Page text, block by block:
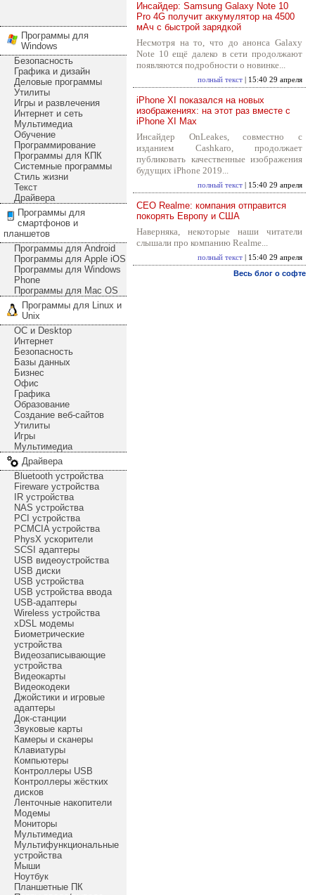
Программы для
Windows
Безопасность
Графика и дизайн
Деловые программы
Утилиты
Игры и развлечения
Интернет и сеть
Мультимедиа
Обучение
Программирование
Программы для КПК
Системные программы
Стиль жизни
Текст
Драйвера
Программы для
смартфонов и
планшетов
Программы для Android
Программы для Apple iOS
Программы для Windows
Phone
Программы для Mac OS
Программы для Linux и
Unix
ОС и Desktop
Интернет
Безопасность
Базы данных
Бизнес
Офис
Графика
Образование
Создание веб-сайтов
Утилиты
Игры
Мультимедиа
Драйвера
Bluetooth устройства
Fireware устройства
IR устройства
NAS устройства
PCI устройства
PCMCIA устройства
PhysX ускорители
SCSI адаптеры
USB видеоустройства
USB диски
USB устройства
USB устройства ввода
USB-адаптеры
Wireless устройства
xDSL модемы
Биометрические
устройства
Видеозаписывающие
устройства
Видеокарты
Видеокодеки
Джойстики и игровые
адаптеры
Док-станции
Звуковые карты
Камеры и сканеры
Клавиатуры
Компьютеры
Контроллеры USB
Контроллеры жёстких
дисков
Ленточные накопители
Модемы
Мониторы
Мультимедиа
Мультифункциональные
устройства
Мыши
Ноутбук
Планшетные ПК
Инсайдер: Samsung Galaxy Note 10
Pro 4G получит аккумулятор на 4500
мАч с быстрой зарядкой
Несмотря на то, что до анонса Galaxy
Note 10 ещё далеко в сети продолжают
появляются подробности о новинке...
полный текст | 15:40 29 апреля
iPhone XI показался на новых
изображениях: на этот раз вместе с
iPhone XI Max
Инсайдер OnLeakes, совместно с
изданием Cashkaro, продолжает
публиковать качественные изображения
будущих iPhone 2019...
полный текст | 15:40 29 апреля
CEO Realme: компания отправится
покорять Европу и США
Наверняка, некоторые наши читатели
слышали про компанию Realme...
полный текст | 15:40 29 апреля
Весь блог о софте